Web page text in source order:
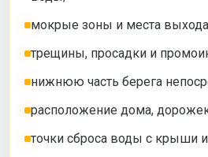
мокрые зоны и места
трещины, просадки и
нижнюю часть берега
расположение дома,
точки сброса воды с крыши и